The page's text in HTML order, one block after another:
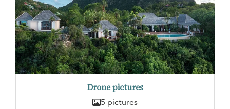
Drone pictures
5 pictures